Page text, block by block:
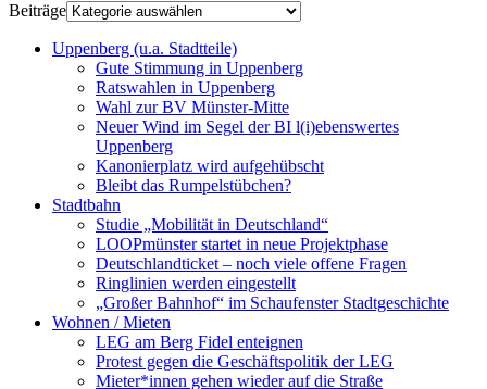
Beiträge
Uppenberg (u.a. Stadtteile)
Gute Stimmung in Uppenberg
Ratswahlen in Uppenberg
Wahl zur BV Münster-Mitte
Neuer Wind im Segel der BI l(i)ebenswertes
Uppenberg
Kanonierplatz wird aufgehübscht
Bleibt das Rumpelstübchen?
Stadtbahn
Studie „Mobilität in Deutschland“
LOOPmünster startet in neue Projektphase
Deutschlandticket – noch viele offene Fragen
Ringlinien werden eingestellt
„Großer Bahnhof“ im Schaufenster Stadtgeschichte
Wohnen / Mieten
LEG am Berg Fidel enteignen
Protest gegen die Geschäftspolitik der LEG
Mieter*innen gehen wieder auf die Straße